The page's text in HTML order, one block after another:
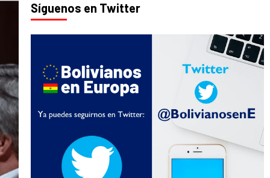
Síguenos en Twitter